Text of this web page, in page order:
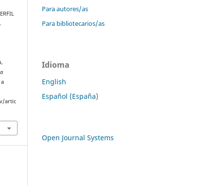
artic
Para autores/as
Para bibliotecarios/as
Idioma
English
Español (España)
Open Journal Systems